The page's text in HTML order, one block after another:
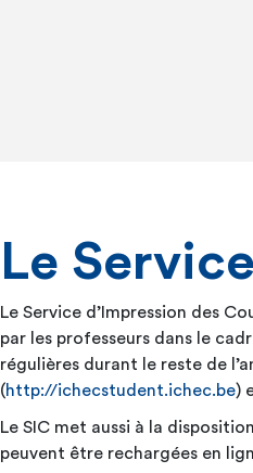
Le
Le Service d’Impression des
par les professeurs dans le
régulières durant le reste de
(http://ichecstudent.ichec.be)
Le SIC met aussi à la
peuvent être rechargées en